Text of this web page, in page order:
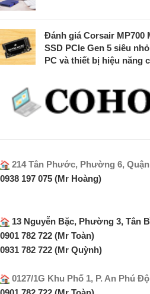
Đánh giá Corsair MP700
SSD PCIe Gen 5 siêu
PC và thiết bị hiệu năng
214 Tân Phước, Phường 6, Quận
0938 197 075 (Mr Hoàng)
13 Nguyễn Bặc, Phường 3, Tân
0901 782 722 (Mr Toàn)
0931 782 722 (Mr Quỳnh)
0127/1G Khu Phố 1, P. An Phú